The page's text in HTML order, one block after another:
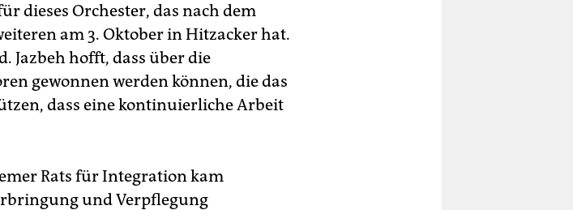
dieses Orchester, das nach dem
am 3. Oktober in Hitzacker hat.
Jazbeh hofft, dass über die
gewonnen werden können, die das
dass eine kontinuierliche Arbeit
Rats für Integration kam
und Verpflegung